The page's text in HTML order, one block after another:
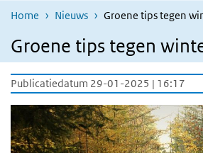
Home Nieuws Groene tips tegen
Groene tips tegen
Publicatiedatum 29-01-2025 | 16:17